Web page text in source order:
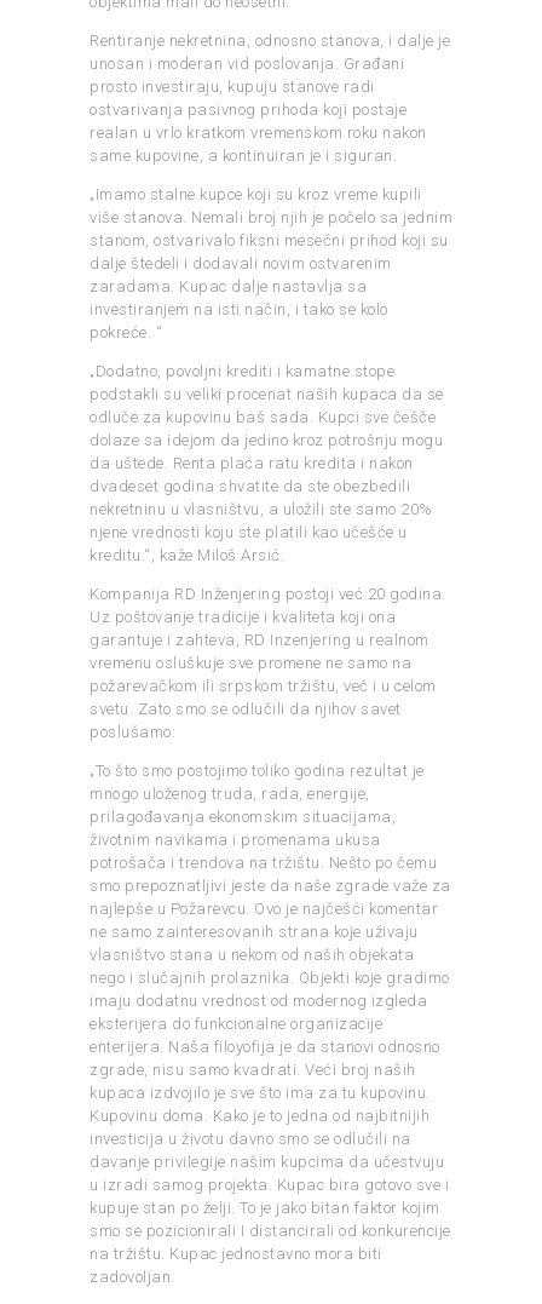
Rentiranje nekretnina, odnosno stanova, i dalje je
unosan i moderan vid poslovanja. Građani
prosto investiraju, kupuju stanove radi
ostvarivanja pasivnog prihoda koji postaje
realan u vrlo kratkom vremenskom roku nakon
same kupovine, a kontinuiran je i siguran.
„Imamo stalne kupce koji su kroz vreme kupili
više stanova. Nemali broj njih je počelo sa jednim
stanom, ostvarivalo fiksni mesečni prihod koji su
dalje štedeli i dodavali novim ostvarenim
zaradama. Kupac dalje nastavlja sa
investiranjem na isti način, i tako se kolo
pokreće. “
„Dodatno, povoljni krediti i kamatne stope
podstakli su veliki procenat naših kupaca da se
odluče za kupovinu baš sada. Kupci sve češče
dolaze sa idejom da jedino kroz potrošnju mogu
da uštede. Renta plaća ratu kredita i nakon
dvadeset godina shvatite da ste obezbedili
nekretninu u vlasništvu, a uložili ste samo 20%
njene vrednosti koju ste platili kao učešće u
kreditu.“, kaže Miloš Arsić.
Kompanija RD Inženjering postoji već 20 godina.
Uz poštovanje tradicije i kvaliteta koji ona
garantuje i zahteva, RD Inzenjering u realnom
vremenu osluškuje sve promene ne samo na
požarevačkom ili srpskom tržištu, već i u celom
svetu. Zato smo se odlučili da njihov savet
poslušamo:
„To što smo postojimo toliko godina rezultat je
mnogo uloženog truda, rada, energije,
prilagođavanja ekonomskim situacijama,
životnim navikama i promenama ukusa
potrošača i trendova na tržištu. Nešto po čemu
smo prepoznatljivi jeste da naše zgrade važe za
najlepše u Požarevcu. Ovo je najčešći komentar
ne samo zainteresovanih strana koje uživaju
vlasništvo stana u nekom od naših objekata
nego i slučajnih prolaznika. Objekti koje gradimo
imaju dodatnu vrednost od modernog izgleda
eksterijera do funkcionalne organizacije
enterijera. Naša filoyofija je da stanovi odnosno
zgrade, nisu samo kvadrati. Veći broj naših
kupaca izdvojilo je sve što ima za tu kupovinu.
Kupovinu doma. Kako je to jedna od najbitnijih
investicija u životu davno smo se odlučili na
davanje privilegije našim kupcima da učestvuju
u izradi samog projekta. Kupac bira gotovo sve i
kupuje stan po želji. To je jako bitan faktor kojim
smo se pozicionirali I distancirali od konkurencije
na tržištu. Kupac jednostavno mora biti
zadovoljan.